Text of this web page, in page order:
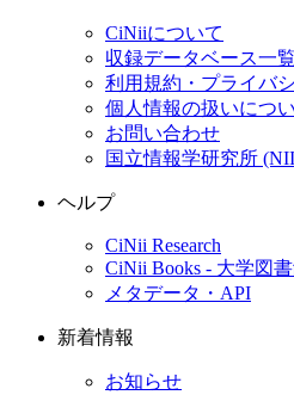
CiNiiについて
収録データベース一覧
利用規約・プライバ
個人情報の扱いにつ
お問い合わせ
国立情報学研究所
ヘルプ
CiNii Research
CiNii Books - 大学図
メタデータ・API
新着情報
お知らせ